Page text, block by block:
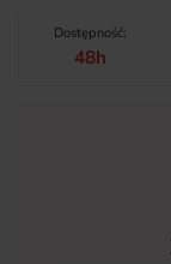
Dostępność:
48h